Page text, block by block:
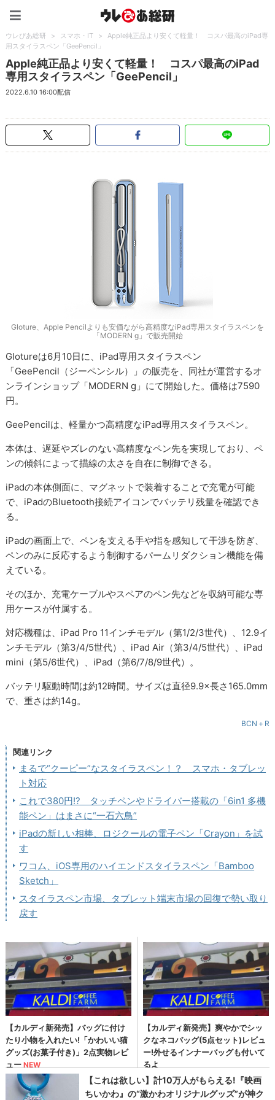
ウレぴあ総研 > スマホ・IT >
Apple純正品より安くて軽量！ コスパ最高のiPad専
用スタイラスペン「GeePencil」
Apple純正品より安くて軽量！ コスパ最高のiPad
専用スタイラスペン「GeePencil」
2022.6.10 16:00配信
Gloture、Apple Pencilよりも安価ながら高精度なiPad専用スタイラスペンを
「MODERN g」で販売開始
Glotureは6月10日に、iPad専用スタイラスペン
「GeePencil（ジーペンシル）」の販売を、同社が運営するオ
ンラインショップ「MODERN g」にて開始した。価格は7590
円。
GeePencilは、軽量かつ高精度なiPad専用スタイラスペン。
本体は、遅延やズレのない高精度なペン先を実現しており、ペ
ンの傾斜によって描線の太さを自在に制御できる。
iPadの本体側面に、マグネットで装着することで充電が可能
で、iPadのBluetooth接続アイコンでバッテリ残量を確認でき
る。
iPadの画面上で、ペンを支える手や指を感知して干渉を防ぎ、
ペンのみに反応するよう制御するパームリダクション機能を備
えている。
そのほか、充電ケーブルやスペアのペン先などを収納可能な専
用ケースが付属する。
対応機種は、iPad Pro 11インチモデル（第1/2/3世代）、12.9イ
ンチモデル（第3/4/5世代）、iPad Air（第3/4/5世代）、iPad
mini（第5/6世代）、iPad（第6/7/8/9世代）。
バッテリ駆動時間は約12時間。サイズは直径9.9×長さ165.0mm
で、重さは約14g。
BCN＋R
関連リンク
まるで“クーピー”なスタイラスペン！？ スマホ・タブレッ
ト対応
これで380円!? タッチペンやドライバー搭載の「6in1 多機
能ペン」はまさに“一石六鳥”
iPadの新しい相棒、ロジクールの電子ペン「Crayon」を試
す
ワコム、iOS専用のハイエンドスタイラスペン「Bamboo
Sketch」
スタイラスペン市場、タブレット端末市場の回復で勢い取り
戻す